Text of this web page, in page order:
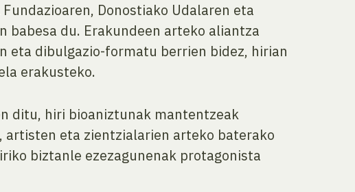
Donostiako Udalaren eta
du. Erakundeen arteko aliantza
eta dibulgazio-formatu berrien bidez, hirian
erakusteko.
ditu, hiri bioaniztunak mantentzeak
eta zientzialarien arteko baterako
biztanle ezezagunenak protagonista